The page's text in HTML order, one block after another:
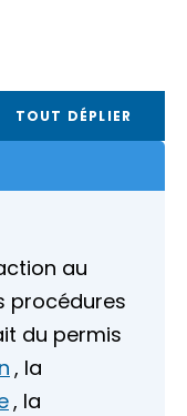
TOUT DÉPLIER
au
procédures
du permis
, la
, la